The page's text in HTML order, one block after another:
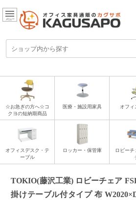
メニュー
☆お急ぎの方へ☆コ
クヨの短納期商品
医療・施設用家具 オフィ
オフィスデスク・テ
ーブル
ロッカー・保管庫
ロビーチ
TOKIO(藤沢工業) ロビーチェア
掛けテーブル付タイプ 布